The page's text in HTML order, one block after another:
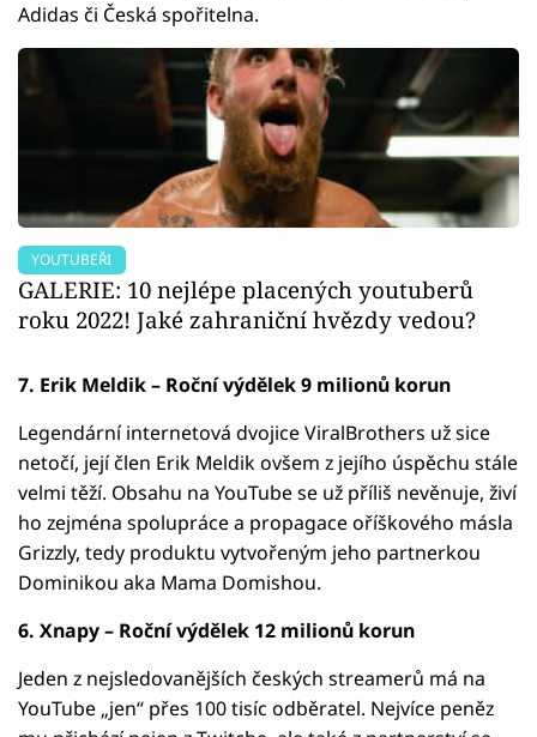
Adidas či Česká spořitelna.
YOUTUBEŘI
GALERIE: 10 nejlépe placených youtuberů
roku 2022! Jaké zahraniční hvězdy vedou?
7. Erik Meldik – Roční výdělek 9 milionů korun
Legendární internetová dvojice ViralBrothers už sice
netočí, její člen Erik Meldik ovšem z jejího úspěchu stále
velmi těží. Obsahu na YouTube se už příliš nevěnuje, živí
ho zejména spolupráce a propagace oříškového másla
Grizzly, tedy produktu vytvořeným jeho partnerkou
Dominikou aka Mama Domishou.
6. Xnapy – Roční výdělek 12 milionů korun
Jeden z nejsledovanějších českých streamerů má na
YouTube „jen“ přes 100 tisíc odběratel. Nejvíce peněz